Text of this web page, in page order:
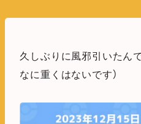
久しぶりに風邪引いたん
なに重くはないです）